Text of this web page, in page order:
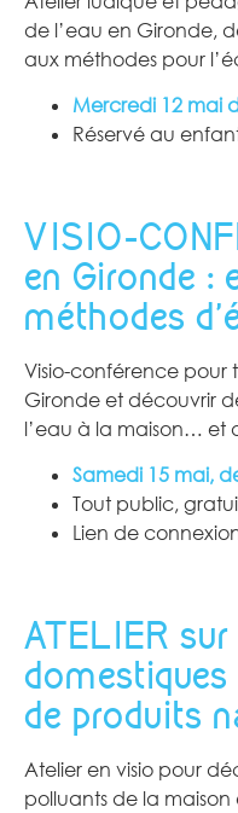
de l’eau en Gironde,
aux méthodes pour
Mercredi 12 mai
Réservé au
VISIO-
en Gironde :
méthodes
Visio-conférence pour
Gironde et découvrir
l’eau à la maison… et
Samedi 15 mai,
Tout public,
Lien de
ATELIER
de produits
Atelier en visio pour
polluants de la maison